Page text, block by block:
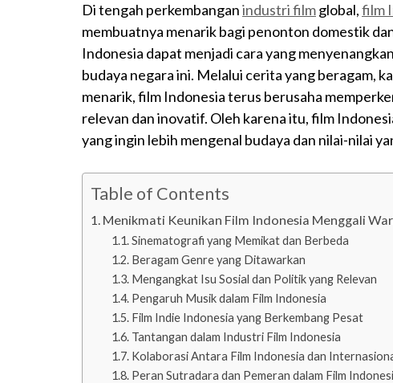
Di tengah perkembanganindustri filmglobal,film
membuatnya menarik bagi penonton domestik
Indonesia dapat menjadi cara yang
budaya negara ini. Melalui cerita yang beragam,
menarik, film Indonesia terus berusaha
relevan dan inovatif. Oleh karena itu, film
yang ingin lebih mengenal budaya dan nilai-nilai
Table of Contents
Menikmati Keunikan Film Indonesia Menggali
Sinematografi yang Memikat dan Berbeda
Beragam Genre yang Ditawarkan
Mengangkat Isu Sosial dan Politik yang Relevan
Pengaruh Musik dalam Film Indonesia
Film Indie Indonesia yang Berkembang Pesat
Tantangan dalam Industri Film Indonesia
Kolaborasi Antara Film Indonesia dan
Peran Sutradara dan Pemeran dalam Film